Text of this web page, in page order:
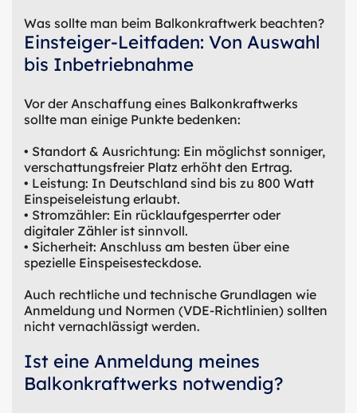
Was sollte man beim Balkonkraftwerk beachten?
Einsteiger-Leitfaden: Von Auswahl
bis Inbetriebnahme
Vor der Anschaffung eines Balkonkraftwerks
sollte man einige Punkte bedenken:
• Standort & Ausrichtung: Ein möglichst sonniger,
verschattungsfreier Platz erhöht den Ertrag.
• Leistung: In Deutschland sind bis zu 800 Watt
Einspeiseleistung erlaubt.
• Stromzähler: Ein rücklaufgesperrter oder
digitaler Zähler ist sinnvoll.
• Sicherheit: Anschluss am besten über eine
spezielle Einspeisesteckdose.
Auch rechtliche und technische Grundlagen wie
Anmeldung und Normen (VDE-Richtlinien) sollten
nicht vernachlässigt werden.
Ist eine Anmeldung meines
Balkonkraftwerks notwendig?